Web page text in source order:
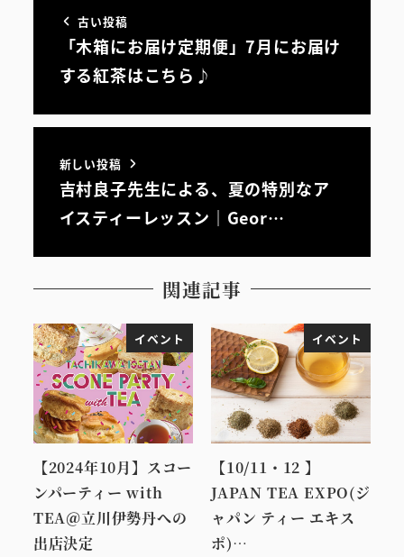
古い投稿
「木箱にお届け定期便」7月にお届け
する紅茶はこちら♪
新しい投稿
吉村良子先生による、夏の特別なア
イスティーレッスン｜Geor…
関連記事
イベント
【2024年10月】スコー
ンパーティー with
TEA＠立川伊勢丹への
出店決定
イベント
【10/11・12 】
JAPAN TEA EXPO(ジ
ャパン ティー エキス
ポ)…